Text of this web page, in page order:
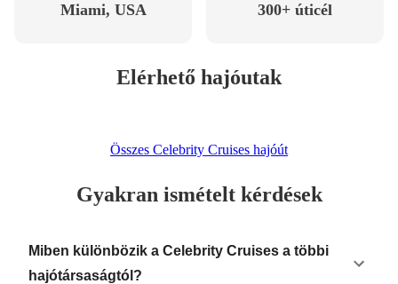
Miami, USA 300+ úticél
Elérhető hajóutak
Összes Celebrity Cruises hajóút
Gyakran ismételt kérdések
Miben különbözik a Celebrity Cruises a többi
hajótársaságtól?